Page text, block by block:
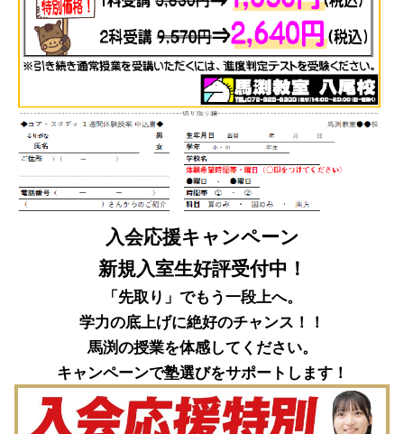
入会応援キャンペーン
新規入室生好評受付中！
「先取り」でもう一段上へ。
学力の底上げに絶好のチャンス！！
馬渕の授業を体感してください。
キャンペーンで塾選びをサポートします！